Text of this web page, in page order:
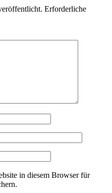
Erforderliche
in diesem Browser für